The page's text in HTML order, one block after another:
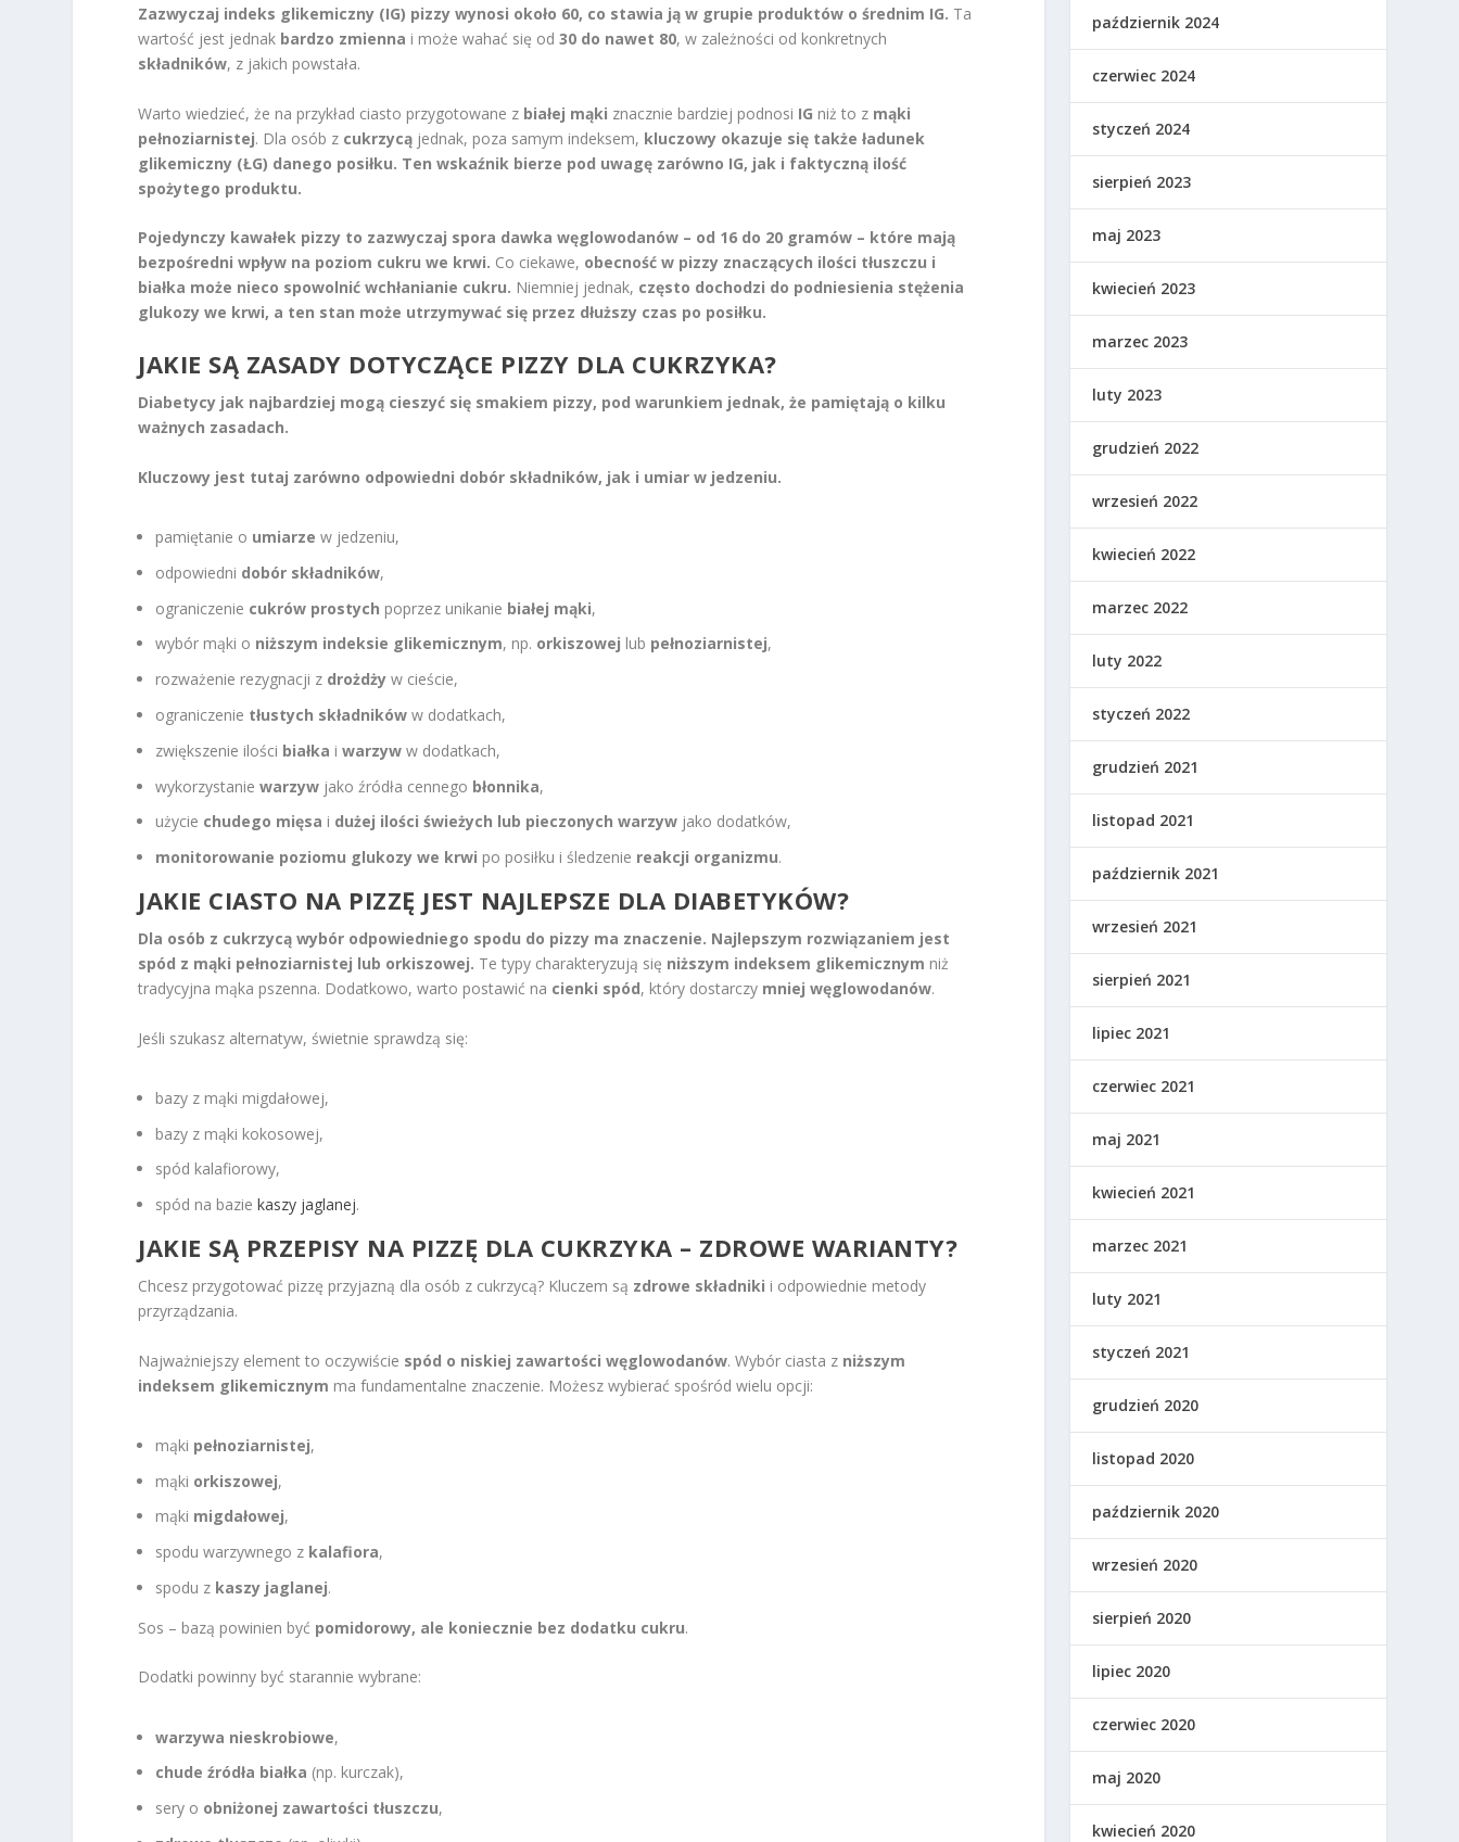
Zazwyczaj indeks glikemiczny (IG) pizzy wynosi około 60, co stawia ją w grupie produktów o średnim IG. Ta
wartość jest jednak bardzo zmienna i może wahać się od30 do nawet 80, w zależności od konkretnych
składników, z jakich powstała.
Warto wiedzieć, że na przykład ciasto przygotowane z białej mąki znacznie bardziej podnosi IG niż to z mąki
pełnoziarnistej. Dla osób z cukrzycą jednak, poza samym indeksem, kluczowy okazuje się także ładunek
glikemiczny (ŁG) danego posiłku. Ten wskaźnik bierze pod uwagę zarówno IG, jak i faktyczną ilość
spożytego produktu.
Pojedynczy kawałek pizzy to zazwyczaj spora dawka węglowodanów – od 16 do 20 gramów – które mają
bezpośredni wpływ na poziom cukru we krwi. Co ciekawe, obecność w pizzy znaczących ilości tłuszczu i
białka może nieco spowolnić wchłanianie cukru. Niemniej jednak, często dochodzi do podniesienia stężenia
glukozy we krwi, a ten stan może utrzymywać się przez dłuższy czas po posiłku.
JAKIE SĄ ZASADY DOTYCZĄCE PIZZY DLA CUKRZYKA?
Diabetycy jak najbardziej mogą cieszyć się smakiem pizzy, pod warunkiem jednak, że pamiętają o kilku
ważnych zasadach.
Kluczowy jest tutaj zarówno odpowiedni dobór składników, jak i umiar w jedzeniu.
pamiętanie o umiarze w jedzeniu,
odpowiedni dobór składników,
ograniczenie cukrów prostych poprzez unikanie białej mąki,
wybór mąki o niższym indeksie glikemicznym, np. orkiszowej lub pełnoziarnistej,
rozważenie rezygnacji z drożdży w cieście,
ograniczenie tłustych składników w dodatkach,
zwiększenie ilości białka iwarzyw w dodatkach,
wykorzystaniewarzyw jako źródła cennego błonnika,
użycie chudego mięsa i dużej ilości świeżych lub pieczonych warzyw jako dodatków,
monitorowanie poziomu glukozy we krwi po posiłku i śledzenie reakcji organizmu.
JAKIE CIASTO NA PIZZĘ JEST NAJLEPSZE DLA DIABETYKÓW?
Dla osób z cukrzycą wybór odpowiedniego spodu do pizzy ma znaczenie. Najlepszym rozwiązaniem jest
spód z mąki pełnoziarnistej lub orkiszowej. Te typy charakteryzują się niższym indeksem glikemicznym niż
tradycyjna mąka pszenna. Dodatkowo, warto postawić na cienki spód, który dostarczy mniej węglowodanów.
Jeśli szukasz alternatyw, świetnie sprawdzą się:
bazy z mąki migdałowej,
bazy z mąki kokosowej,
spód kalafiorowy,
spód na baziekaszy jaglanej.
JAKIE SĄ PRZEPISY NA PIZZĘ DLA CUKRZYKA – ZDROWE WARIANTY?
Chcesz przygotować pizzę przyjazną dla osób z cukrzycą? Kluczem są zdrowe składniki i odpowiednie metody
przyrządzania.
Najważniejszy element to oczywiście spód o niskiej zawartości węglowodanów. Wybór ciasta z niższym
indeksem glikemicznym ma fundamentalne znaczenie. Możesz wybierać spośród wielu opcji:
mąki pełnoziarnistej,
mąki orkiszowej,
mąki migdałowej,
spodu warzywnego z kalafiora,
spodu z kaszy jaglanej.
Sos – bazą powinien być pomidorowy, ale koniecznie bez dodatku cukru.
Dodatki powinny być starannie wybrane:
warzywa nieskrobiowe,
chude źródła białka (np. kurczak),
sery o obniżonej zawartości tłuszczu,
październik 2024
czerwiec 2024
styczeń 2024
sierpień 2023
maj 2023
kwiecień 2023
marzec 2023
luty 2023
grudzień 2022
wrzesień 2022
kwiecień 2022
marzec 2022
luty 2022
styczeń 2022
grudzień 2021
listopad 2021
październik 2021
wrzesień 2021
sierpień 2021
lipiec 2021
czerwiec 2021
maj 2021
kwiecień 2021
marzec 2021
luty 2021
styczeń 2021
grudzień 2020
listopad 2020
październik 2020
wrzesień 2020
sierpień 2020
lipiec 2020
czerwiec 2020
maj 2020
kwiecień 2020